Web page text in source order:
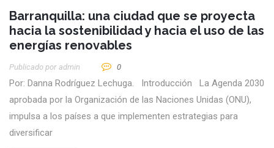
Barranquilla: una ciudad que se proyecta
hacia la sostenibilidad y hacia el uso de las
energías renovables
Publicado por Admin 0
Por: Danna Rodríguez Lechuga. Introducción La Agenda 2030
aprobada por la Organización de las Naciones Unidas (ONU),
impulsa a los países a que implementen estrategias para
diversificar